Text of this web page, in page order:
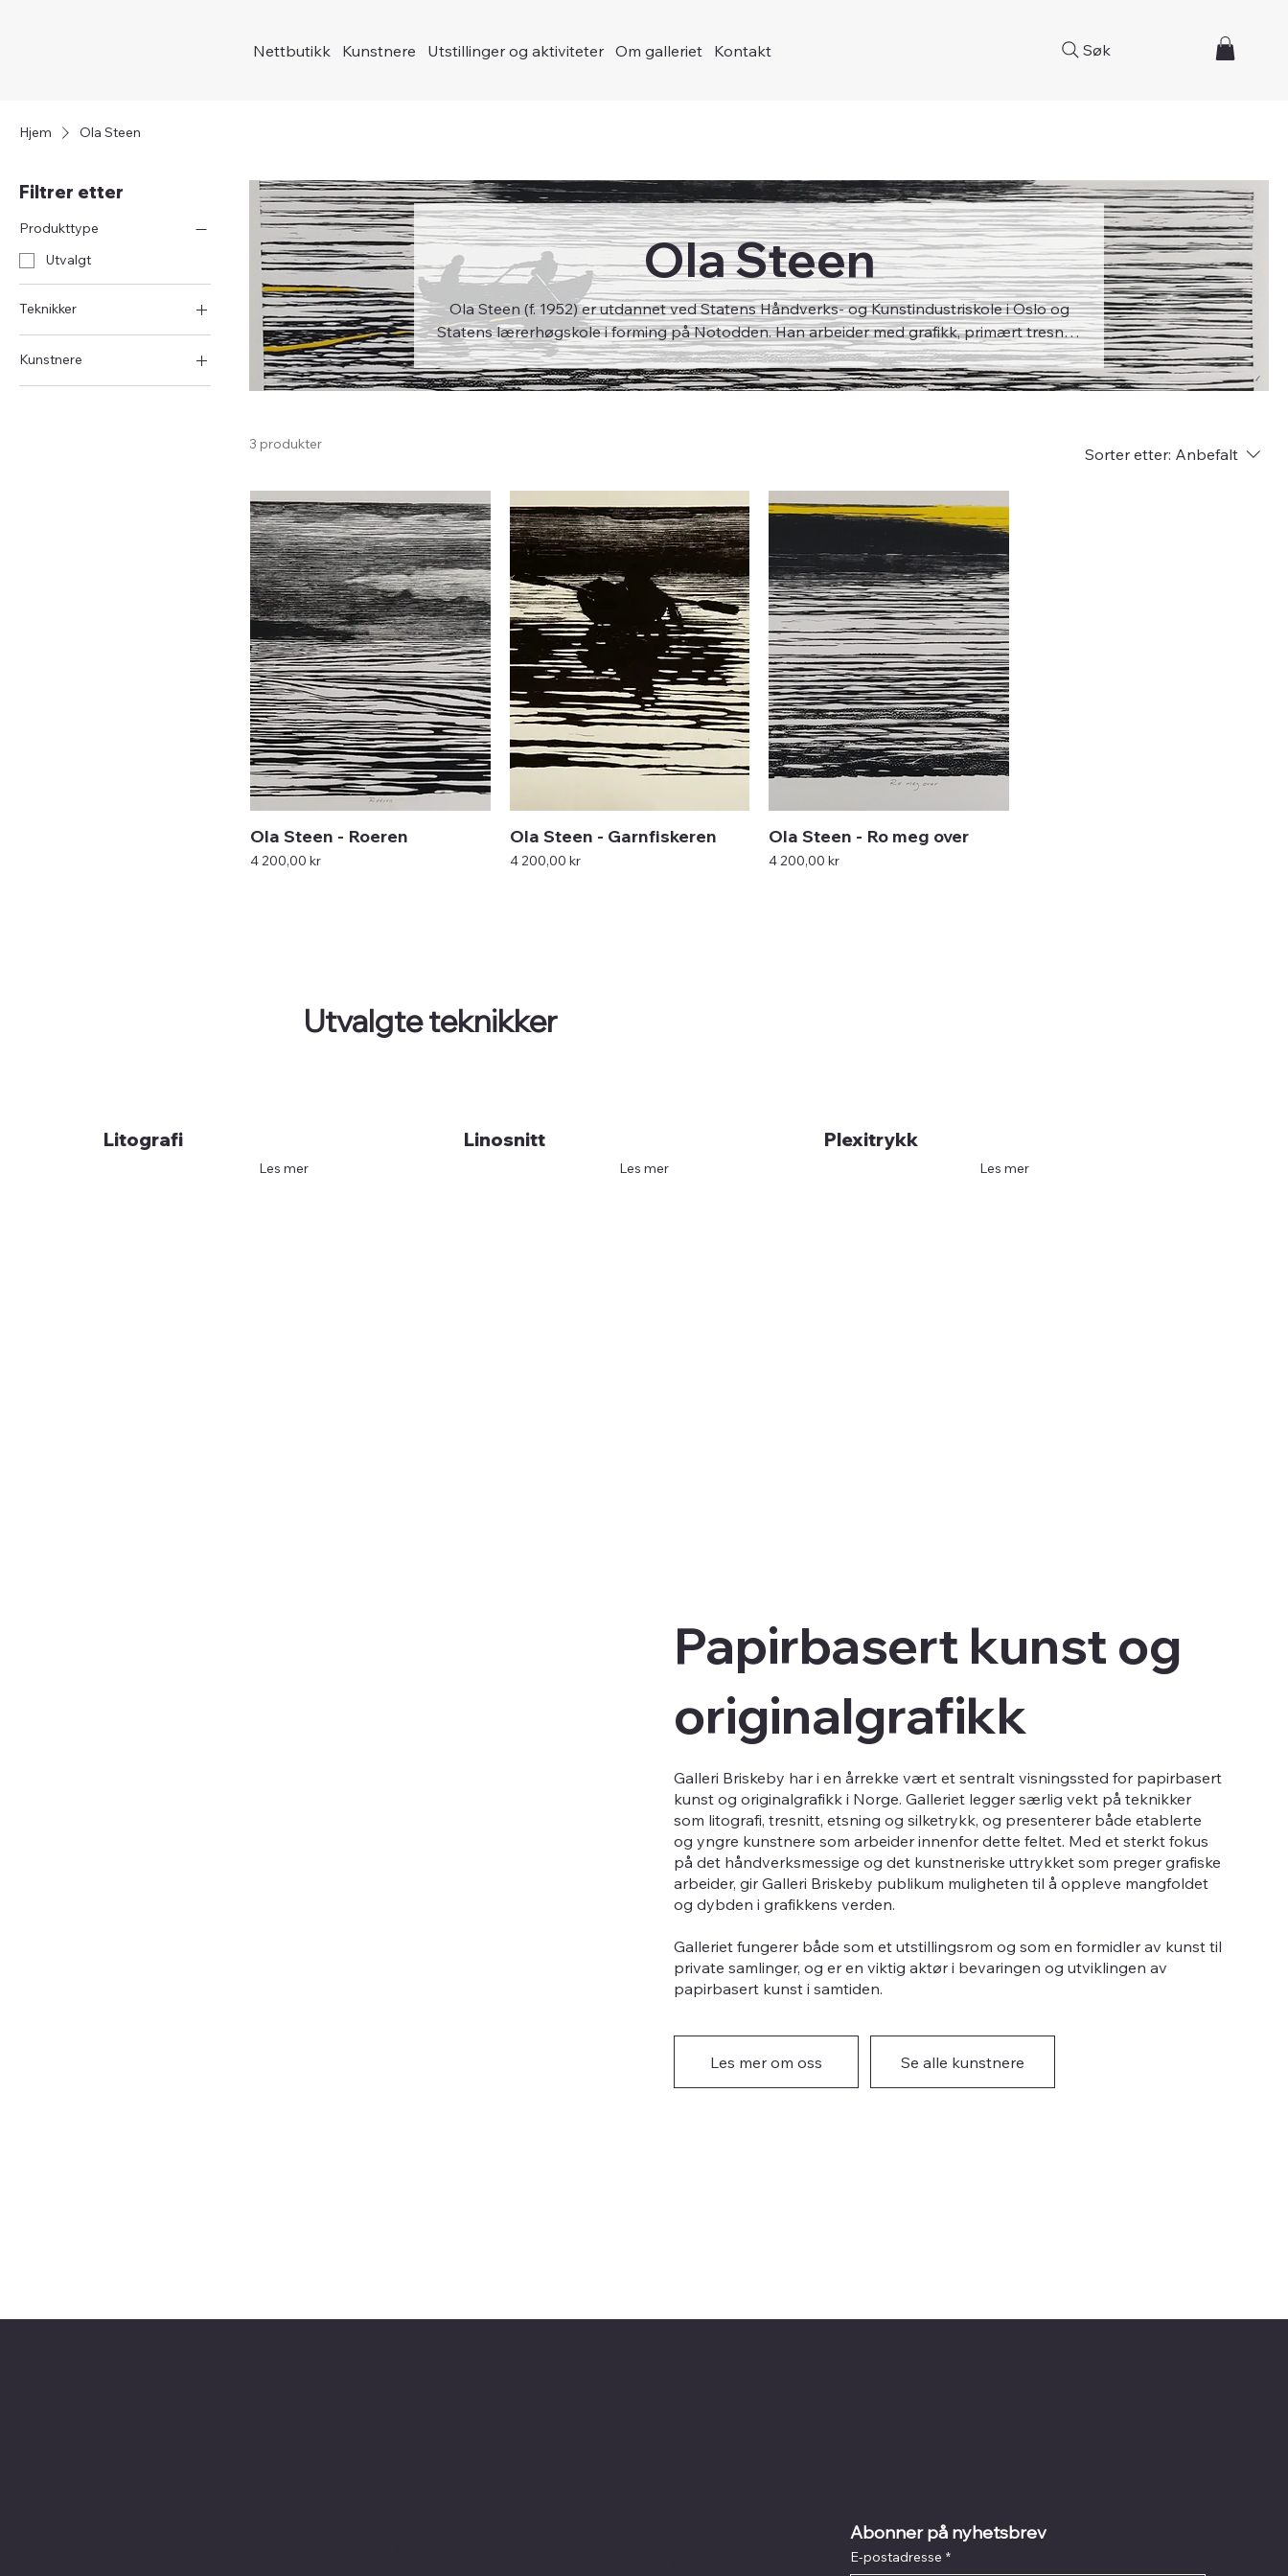
Nettbutikk Kunstnere Utstillinger og aktiviteter Om galleriet Kontakt Søk
Utvalgte teknikker
Litografi
Les mer
Linosnitt
Les mer
Plexitrykk
Les mer
Papirbasert kunst og
originalgrafikk
Galleri Briskeby har i en årrekke vært et sentralt visningssted for papirbasert
kunst og originalgrafikk i Norge. Galleriet legger særlig vekt på teknikker
som litografi, tresnitt, etsning og silketrykk, og presenterer både etablerte
og yngre kunstnere som arbeider innenfor dette feltet. Med et sterkt fokus
på det håndverksmessige og det kunstneriske uttrykket som preger grafiske
arbeider, gir Galleri Briskeby publikum muligheten til å oppleve mangfoldet
og dybden i grafikkens verden.
Galleriet fungerer både som et utstillingsrom og som en formidler av kunst til
private samlinger, og er en viktig aktør i bevaringen og utviklingen av
papirbasert kunst i samtiden.
Les mer om oss Se alle kunstnere
Hjem Ola Steen
Filtrer etter
Produkttype
Utvalgt
Teknikker
Tresnitt
Kunstnere
Ola Steen
Ola Steen
Ola Steen (f. 1952) er utdannet ved Statens Håndverks- og Kunstindustriskole i Oslo og
Statens lærerhøgskole i forming på Notodden. Han arbeider med grafikk, primært tresnitt,
og har hatt en rekke utstillinger over hele landet.
3 produkter
Sorter etter: Anbefalt
Ola Steen - Roeren
Pris
4 200,00 kr
Ola Steen - Garnfiskeren
Pris
4 200,00 kr
Ola Steen - Ro meg over
Pris
4 200,00 kr
Abonner på nyhetsbrev
E-postadresse *